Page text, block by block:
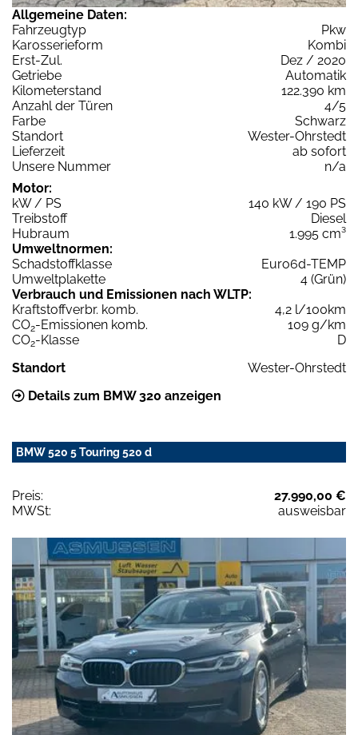
Allgemeine Daten:
Fahrzeugtyp
Pkw
Karosserieform
Kombi
Erst-Zul.
Dez / 2020
Getriebe
Automatik
Kilometerstand
122.390 km
Anzahl der Türen
4/5
Farbe
Schwarz
Standort
Wester-Ohrstedt
Lieferzeit
ab sofort
Unsere Nummer
n/a
Motor:
kW / PS
140 kW / 190 PS
Treibstoff
Diesel
Hubraum
1.995 cm³
Umweltnormen:
Schadstoffklasse
Euro6d-TEMP
Umweltplakette
4 (Grün)
Verbrauch und Emissionen nach WLTP:
Kraftstoffverbr. komb.
4,2 l/100km
CO2-Emissionen komb.
109 g/km
CO2-Klasse
D
Standort
Wester-Ohrstedt
Details zum BMW 320 anzeigen
BMW 520 5 Touring 520 d
Preis:
27.990,00 €
MWSt:
ausweisbar